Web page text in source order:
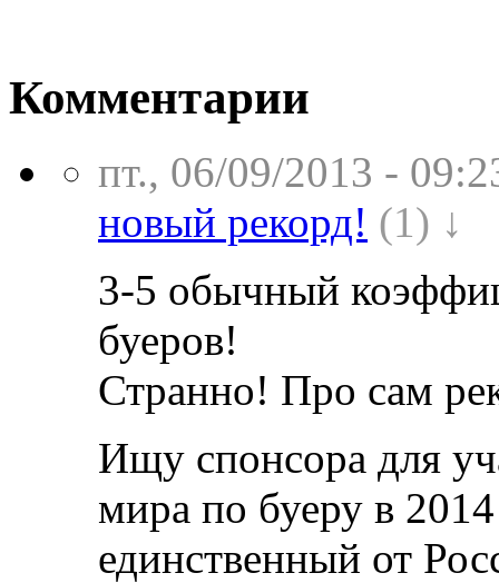
Комментарии
пт., 06/09/2013 -
новый рекорд! (1) ↓
3-5 обычный
буеров!
Странно! Про сам
Ищу спонсора для
мира по буеру в
единственный от